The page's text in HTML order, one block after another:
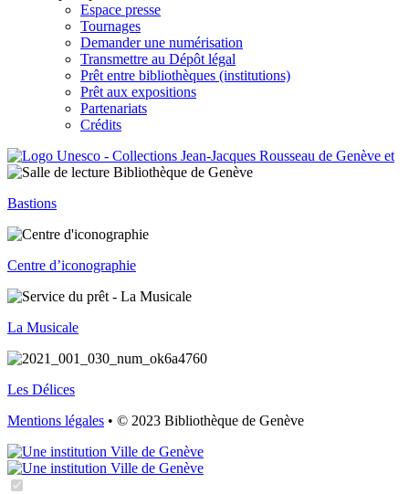
Espace presse
Tournages
Demander une numérisation
Transmettre au Dépôt légal
Prêt entre bibliothèques (institutions)
Prêt aux expositions
Partenariats
Crédits
Bastions
Centre d’iconographie
La Musicale
Les Délices
Mentions légales • © 2023 Bibliothèque de Genève